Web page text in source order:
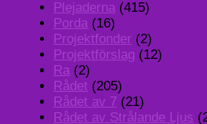
Plejaderna (415)
Porda (16)
Projektfonder (2)
Projektförslag (12)
Ra (2)
Rådet (205)
Rådet av 7 (21)
Rådet av Strålande Ljus